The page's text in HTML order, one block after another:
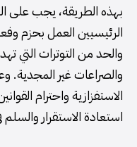
بهذه الطريقة، يجب على
الرئيسيين العمل بحزم
والحد من التوترات التي
والصراعات غير المجدية.
الاستفزازية واحترام
استعادة الاستقرار